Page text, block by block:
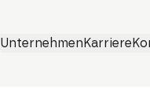
UnternehmenKarriere